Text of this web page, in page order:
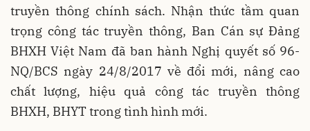
truyền thông chính sách. Nhận thức tầm quan
trọng công tác truyền thông, Ban Cán sự Đảng
BHXH Việt Nam đã ban hành Nghị quyết số 96-
NQ/BCS ngày 24/8/2017 về đổi mới, nâng cao
chất lượng, hiệu quả công tác truyền thông
BHXH, BHYT trong tình hình mới.